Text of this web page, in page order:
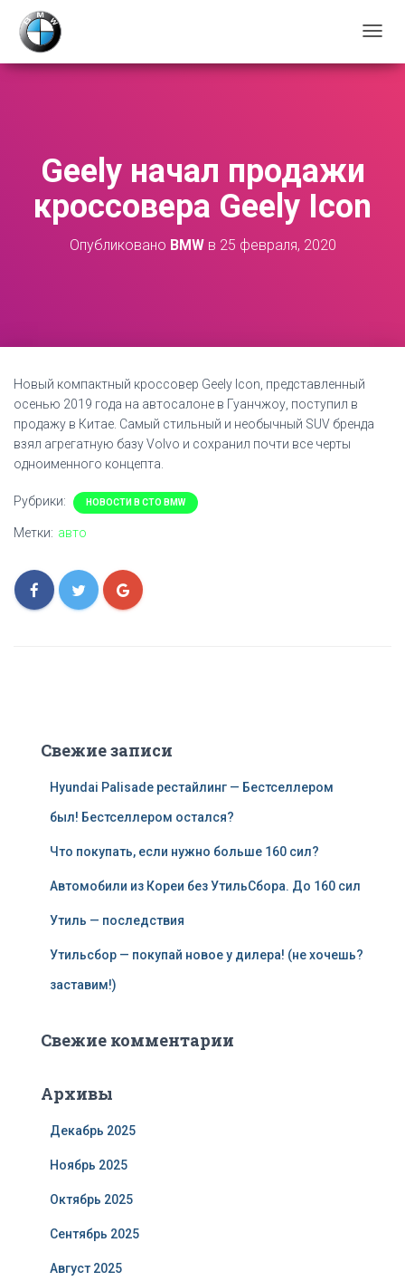
Е
Geely начал продажи
кроссовера Geely Icon
Опубликовано BMWв 25 февраля, 2020
Новый компактный кроссовер Geely Icon, представленный
осенью 2019 года на автосалоне в Гуанчжоу, поступил в
продажу в Китае. Самый стильный и необычный SUV бренда
взял агрегатную базу Volvo и сохранил почти все черты
одноименного концепта.
Рубрики: НОВОСТИ В СТО BMW
Метки: авто
Свежие записи
Hyundai Palisade рестайлинг — Бестселлером
был! Бестселлером остался?
Что покупать, если нужно больше 160 сил?
Автомобили из Кореи без УтильСбора. До 160 сил
Утиль — последствия
Утильсбор — покупай новое у дилера! (не хочешь?
заставим!)
Свежие комментарии
Архивы
Декабрь 2025
Ноябрь 2025
Октябрь 2025
Сентябрь 2025
Август 2025